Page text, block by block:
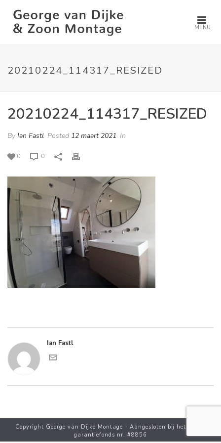
MENU
20210224_114317_RESIZED
20210224_114317_RESIZED
By Ian Fastl Posted 12 maart 2021 In
0 0
Ian Fastl
Copyright George van Dijke Montage - Aangesloten bij het CBW-
garantiefonds nr. #8856